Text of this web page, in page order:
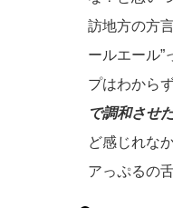
訪地方の方
ールエール
プはわから
で調和させ
ど感じれな
アっぷるの